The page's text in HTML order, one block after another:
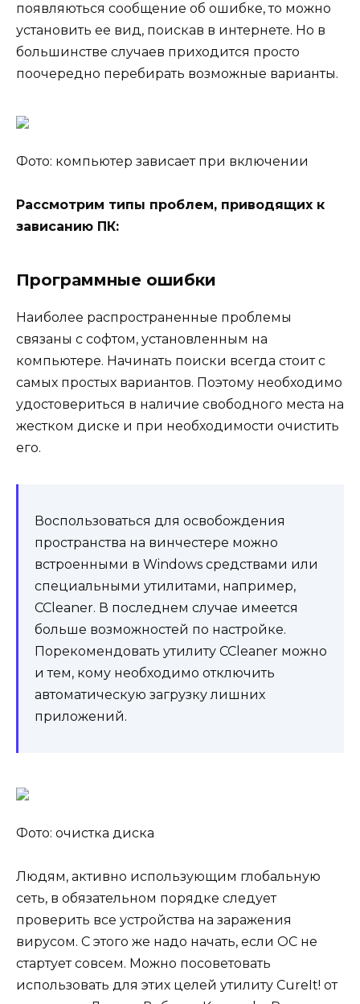
появляються сообщение об ошибке, то можно
установить ее вид, поискав в интернете. Но в
большинстве случаев приходится просто
поочередно перебирать возможные варианты.
Фото: компьютер зависает при включении
Рассмотрим типы проблем, приводящих к
зависанию ПК:
Программные ошибки
Наиболее распространенные проблемы
связаны с софтом, установленным на
компьютере. Начинать поиски всегда стоит с
самых простых вариантов. Поэтому необходимо
удостовериться в наличие свободного места на
жестком диске и при необходимости очистить
его.
Воспользоваться для освобождения
пространства на винчестере можно
встроенными в Windows средствами или
специальными утилитами, например,
CCleaner. В последнем случае имеется
больше возможностей по настройке.
Порекомендовать утилиту CCleaner можно
и тем, кому необходимо отключить
автоматическую загрузку лишних
приложений.
Фото: очистка диска
Людям, активно использующим глобальную
сеть, в обязательном порядке следует
проверить все устройства на заражения
вирусом. С этого же надо начать, если ОС не
стартует совсем. Можно посоветовать
использовать для этих целей утилиту CureIt! от